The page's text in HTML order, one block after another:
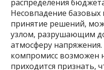
распределения
Несовпадение
принятие решений,
узлом, разрушающим
атмосферу
компромисс возможен
приходится признать,